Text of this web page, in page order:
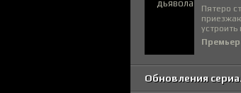
Пятеро
устроить
Обновления